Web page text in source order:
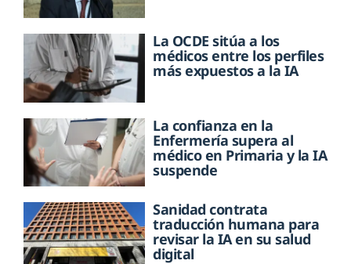
La OCDE sitúa a los
médicos entre los perfiles
más expuestos a la IA
La confianza en la
Enfermería supera al
médico en Primaria y la IA
suspende
Sanidad contrata
traducción humana para
revisar la IA en su salud
digital